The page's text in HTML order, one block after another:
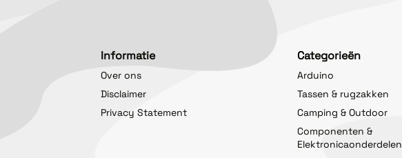
Informatie
Over ons
Disclaimer
Privacy Statement
Categorieën
Arduino
Tassen & rugzakken
Camping & Outdoor
Componenten &
Elektronicaonderdelen